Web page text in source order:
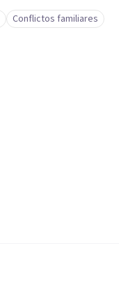
Conflictos familiares